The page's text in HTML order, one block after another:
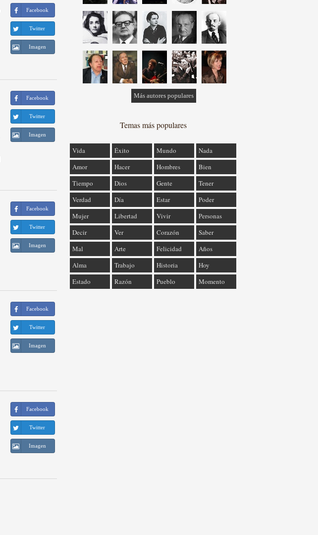
Facebook
Twitter
Imagen
Facebook
Twitter
Imagen
Facebook
Twitter
Imagen
Facebook
Twitter
Imagen
Facebook
Twitter
Imagen
Más autores populares
Temas más populares
Vida Éxito Mundo
Nada
Amor
Hacer Hombres
Bien
Tiempo
Dios Gente
Tener
Verdad
Día Estar
Poder
Mujer
Libertad Vivir
Personas
Decir
Ver Corazón
Saber
Mal
Arte Felicidad
Años
Alma
Trabajo Historia
Hoy
Estado
Razón Pueblo Momento